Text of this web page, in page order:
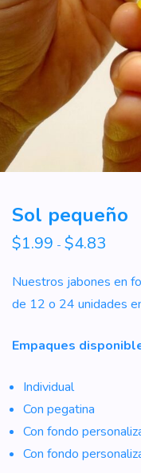
Sol pequeño
$1.99 - $4.83
desde
$1.99
hasta
$4.83
Nuestros jabones en
de 12 o 24 unidades
Empaques
Individual
Con pegatina
Con fondo
Con fondo